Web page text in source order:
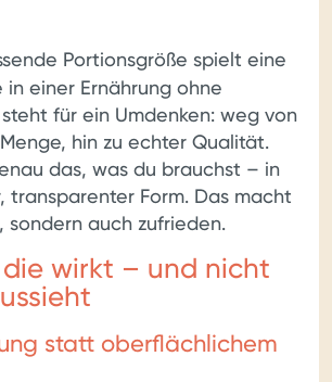
Portionsgröße spielt eine
in einer Ernährung ohne
steht für ein Umdenken: weg von
hin zu echter Qualität.
das, was du brauchst – in
transparenter Form. Das macht
sondern auch zufrieden.
wirkt – und nicht
statt oberflächlichem